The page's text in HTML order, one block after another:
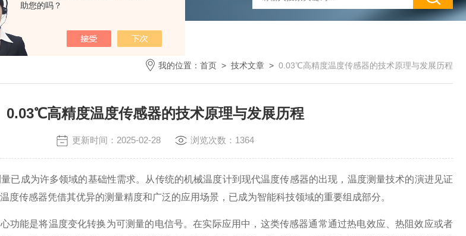
助您的吗？
我的位置： 首页 > 技术文章 > 0.03℃高精度温度传感器的技术原理与发展历程
0.03℃高精度温度传感器的技术原理与发展历程
更新时间：2025-02-28 浏览次数：1364
成为许多领域的基础性需求。从传统的机械温度计到现代温度传感器的出现，温度测量技术的演进见证
度传感器凭借其优异的测量精度和广泛的应用场景，已成为智能科技领域的重要组成部分。
功能是将温度变化转换为可测量的电信号。在实际应用中，这类传感器通常通过热电效应、热阻效应或者